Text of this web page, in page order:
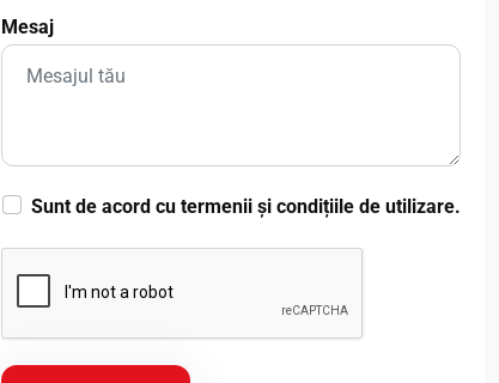
Mesaj
Sunt de acord cu termenii și condițiile de utilizare.